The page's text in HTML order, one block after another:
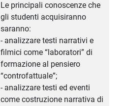
Le principali conoscenze che
gli studenti acquisiranno
saranno:
- analizzare testi narrativi e
filmici come “laboratori” di
formazione al pensiero
“controfattuale”;
- analizzare testi ed eventi
come costruzione narrativa di